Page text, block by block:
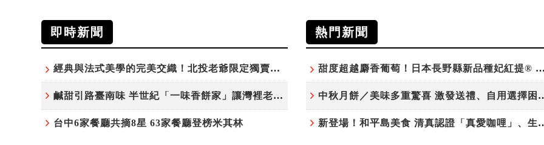
即時新聞
經典與法式美學的完美交織！北投老爺限定獨賣「泉月菠蘿映心」中秋禮盒
鹹甜引路臺南味 半世紀「一味香餅家」讓灣裡老街散發餅香
台中6家餐廳共摘8星 63家餐廳登榜米其林
熱門新聞
甜度超越麝香葡萄！日本長野縣新品種妃紅提
中秋月餅／美味多重
新登場！和平島美食 清真認